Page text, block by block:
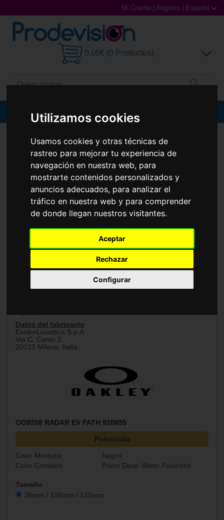
Utilizamos cookies
Usamos cookies y otras técnicas de
rastreo para mejorar tu experiencia de
navegación en nuestra web, para
mostrarte contenidos personalizados y
anuncios adecuados, para analizar el
tráfico en nuestra web y para comprender
de donde llegan nuestros visitantes.
Aceptar
Rechazar
Configurar
Mi Cuenta Registro Español
0,00€ (0 Productos)
Gafas de Sol
Gafas Graduadas
Gafas Deportivas
Lentillas
Accesorios
138 mm
Datos del fabricante
EssilorLuxottica S.p.A.
Via C. Cantù 2
20123 Milano, Italia
OO9208 RADAR EV PATH 920855
Polarizada
Color Montura:
Negro
Color Cristales:
Prizm Deep Water Polarized
Tamaño
38mm / 138mm / 128mm